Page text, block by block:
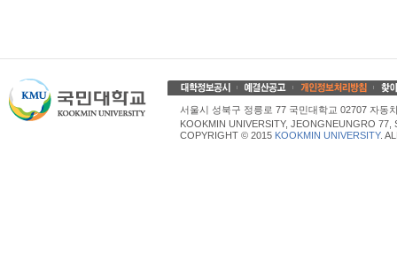
서울시 성북구 정릉로 77 국민대학교 02707 자동
KOOKMIN UNIVERSITY, JEONGNEUNGRO
COPYRIGHT © 2015 KOOKMIN UNIVERSITY.